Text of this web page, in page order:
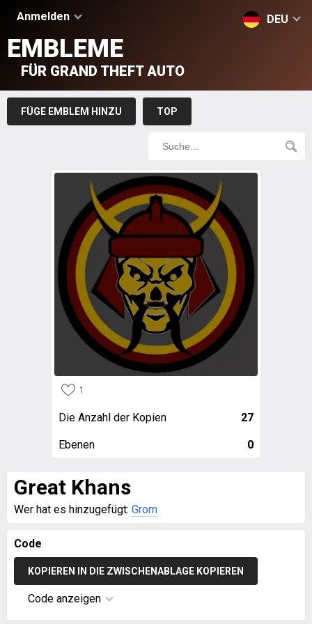
Anmelden DEU
EMBLEME
FÜR GRAND THEFT AUTO
FÜGE EMBLEM HINZU TOP
1
Die Anzahl der Kopien 27
Ebenen 0
Great Khans
Wer hat es hinzugefügt: Grom
Code
KOPIEREN IN DIE ZWISCHENABLAGE KOPIEREN
Code anzeigen